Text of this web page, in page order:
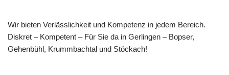
Wir bieten Verlässlichkeit und Kompetenz in jedem Bereich.
Diskret – Kompetent – Für Sie da in Gerlingen – Bopser,
Gehenbühl, Krummbachtal und Stöckach!